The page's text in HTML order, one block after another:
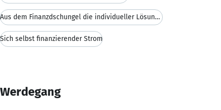
Aus dem Finanzdschungel die individueller Lösung m
Sich selbst finanzierender Strom
Werdegang